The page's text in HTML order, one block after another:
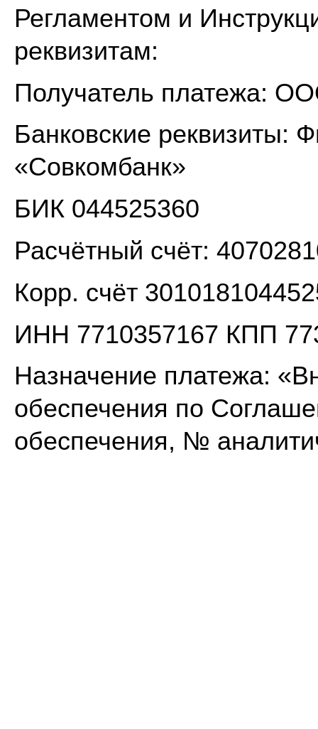
Регламентом и
реквизитам:
Получатель платежа:
Банковские реквизиты:
«Совкомбанк»
БИК 044525360
Расчётный счёт:
Корр. счёт
ИНН 7710357167 КПП
Назначение платежа:
обеспечения по
обеспечения, №